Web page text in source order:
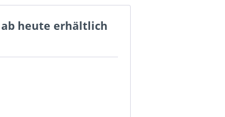
ab heute erhältlich